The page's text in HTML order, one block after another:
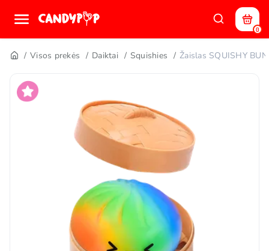
0
Visos prekės Daiktai Squishies Žaislas SQUISHY